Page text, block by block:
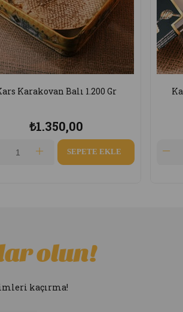
Kars Petekli Çiçek balı 500 Gr
₺650,00
SEPETE EKLE
olun!
kaçırma!